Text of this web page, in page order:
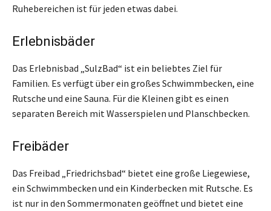
Ruhebereichen ist für jeden etwas dabei.
Erlebnisbäder
Das Erlebnisbad „SulzBad“ ist ein beliebtes Ziel für
Familien. Es verfügt über ein großes Schwimmbecken, eine
Rutsche und eine Sauna. Für die Kleinen gibt es einen
separaten Bereich mit Wasserspielen und Planschbecken.
Freibäder
Das Freibad „Friedrichsbad“ bietet eine große Liegewiese,
ein Schwimmbecken und ein Kinderbecken mit Rutsche. Es
ist nur in den Sommermonaten geöffnet und bietet eine